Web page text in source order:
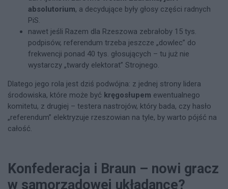
absolutorium, a decydujące były głosy części radnych
PiS.
nawet jeśli Razem dla Rzeszowa zebrałoby 15 tys.
podpisów, referendum trzeba jeszcze „dowlec” do
frekwencji ponad 40 tys. głosujących – tu już nie
wystarczy „twardy elektorat” Strojnego.
Dlatego jego rola jest dziś podwójna: z jednej strony lidera
środowiska, które może być kręgosłupem ewentualnego
komitetu, z drugiej – testera nastrojów, który bada, czy hasło
„referendum” elektryzuje rzeszowian na tyle, by warto pójść na
całość.
Konfederacja i Braun – nowi gracz
w samorządowej układance?